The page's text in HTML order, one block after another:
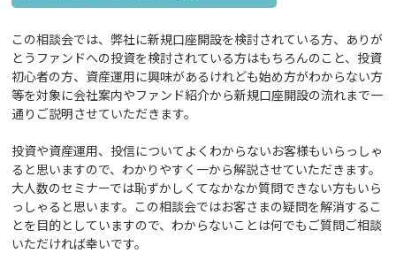
この相談会では、弊社に新規口座開設を検討されている方、ありが
とうファンドへの投資を検討されている方はもちろんのこと、投資
初心者の方、資産運用に興味があるけれども始め方がわからない方
等を対象に会社案内やファンド紹介から新規口座開設の流れまで一
通りご説明させていただきます。
投資や資産運用、投信についてよくわからないお客様もいらっしゃ
ると思いますので、わかりやすく一から解説させていただきます。
大人数のセミナーでは恥ずかしくてなかなか質問できない方もいら
っしゃると思います。この相談会ではお客さまの疑問を解消するこ
とを目的としていますので、わからないことは何でもご質問ご相談
いただければ幸いです。